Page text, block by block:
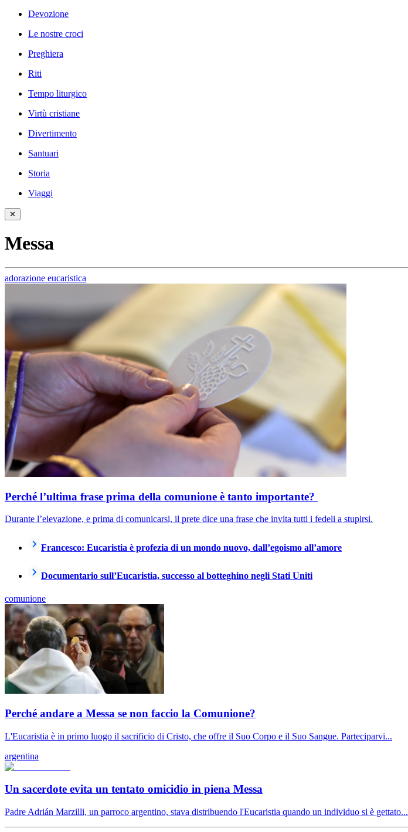
Devozione
Le nostre croci
Preghiera
Riti
Tempo liturgico
Virtù cristiane
Divertimento
Santuari
Storia
Viaggi
✕
Messa
adorazione eucaristica
Perché l’ultima frase prima della comunione è tanto importante?
Durante l’elevazione, e prima di comunicarsi, il prete dice una frase che invita tutti i fedeli a stupirsi.
Francesco: Eucaristia è profezia di un mondo nuovo, dall’egoismo all’amore
Documentario sull’Eucaristia, successo al botteghino negli Stati Uniti
comunione
Perché andare a Messa se non faccio la Comunione?
L'Eucaristia è in primo luogo il sacrificio di Cristo, che offre il Suo Corpo e il Suo Sangue. Parteciparvi...
argentina
Un sacerdote evita un tentato omicidio in piena Messa
Padre Adrián Marzilli, un parroco argentino, stava distribuendo l'Eucaristia quando un individuo si è gettato...